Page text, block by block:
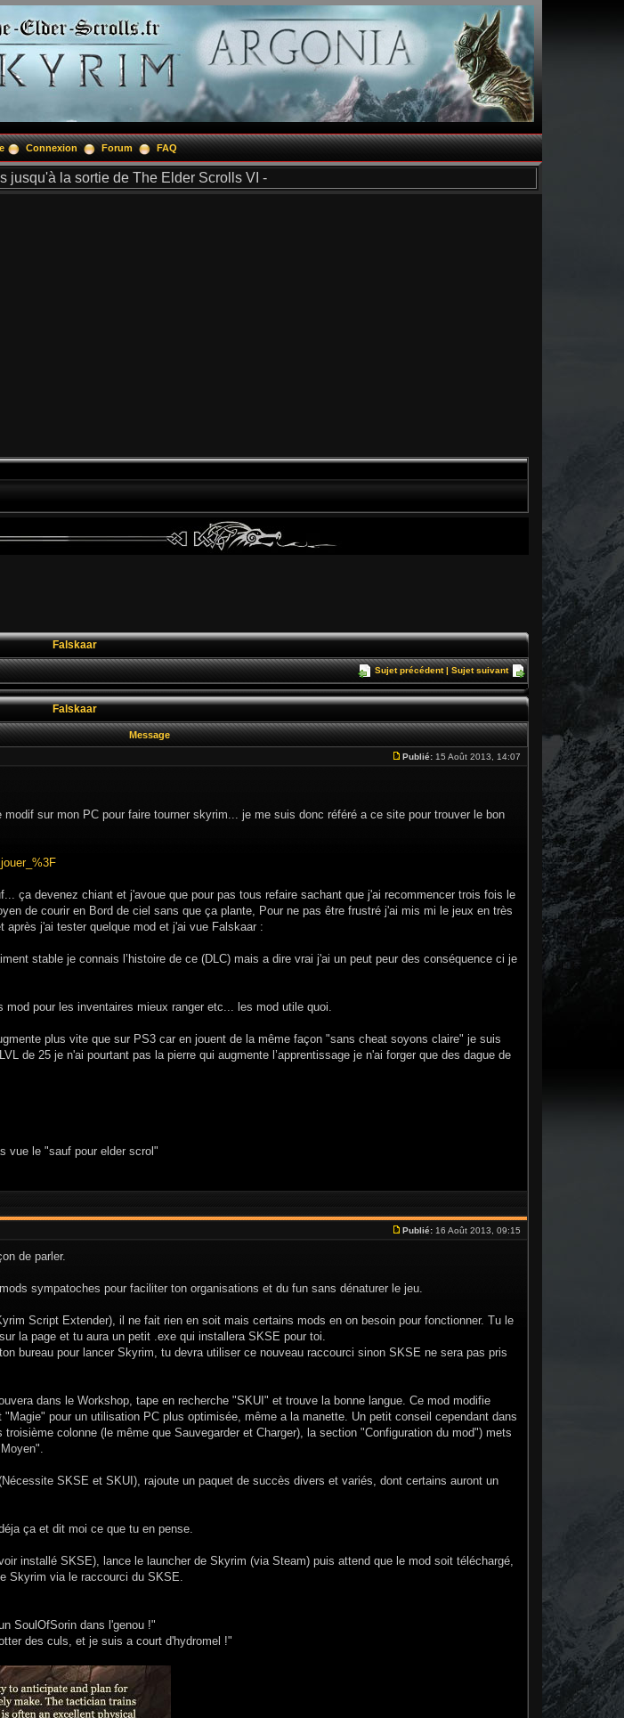
Connexion Forum FAQ
jusqu'à la sortie de The Elder Scrolls VI -
Falskaar
Sujet précédent|Sujet suivant
Falskaar
Message
Publié: 15 Août 2013, 14:07
sur mon PC pour faire tourner skyrim... je me suis donc référé a ce site pour trouver le bon
ça devenez chiant et j'avoue que pour pas tous refaire sachant que j'ai recommencer trois fois le
de courir en Bord de ciel sans que ça plante, Pour ne pas être frustré j'ai mis mi le jeux en très
j'ai tester quelque mod et j'ai vue Falskaar :
stable je connais l’histoire de ce (DLC) mais a dire vrai j'ai un peut peur des conséquence ci je
mod pour les inventaires mieux ranger etc... les mod utile quoi.
plus vite que sur PS3 car en jouent de la même façon "sans cheat soyons claire" je suis
de 25 je n'ai pourtant pas la pierre qui augmente l’apprentissage je n'ai forger que des dague de
vue le "sauf pour elder scrol"
Publié: 16 Août 2013, 09:15
de parler.
sympatoches pour faciliter ton organisations et du fun sans dénaturer le jeu.
Script Extender), il ne fait rien en soit mais certains mods en on besoin pour fonctionner. Tu le
sur la page et tu aura un petit .exe qui installera SKSE pour toi.
bureau pour lancer Skyrim, tu devra utiliser ce nouveau raccourci sinon SKSE ne sera pas pris
dans le Workshop, tape en recherche "SKUI" et trouve la bonne langue. Ce mod modifie
pour un utilisation PC plus optimisée, même a la manette. Un petit conseil cependant dans
colonne (le même que Sauvegarder et Charger), la section "Configuration du mod") mets
SKSE et SKUI), rajoute un paquet de succès divers et variés, dont certains auront un
ça et dit moi ce que tu en pense.
installé SKSE), lance le launcher de Skyrim (via Steam) puis attend que le mod soit téléchargé,
Skyrim via le raccourci du SKSE.
SoulOfSorin dans l'genou !"
des culs, et je suis a court d'hydromel !"